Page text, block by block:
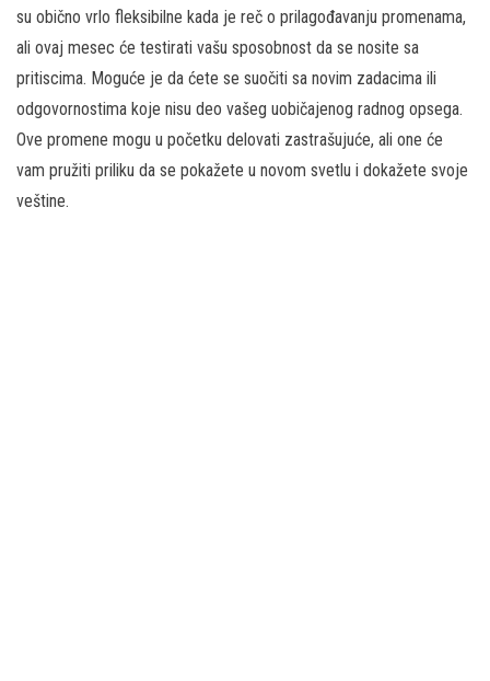
su obično vrlo fleksibilne kada je reč o prilagođavanju promenama,
ali ovaj mesec će testirati vašu sposobnost da se nosite sa
pritiscima. Moguće je da ćete se suočiti sa novim zadacima ili
odgovornostima koje nisu deo vašeg uobičajenog radnog opsega.
Ove promene mogu u početku delovati zastrašujuće, ali one će
vam pružiti priliku da se pokažete u novom svetlu i dokažete svoje
veštine.